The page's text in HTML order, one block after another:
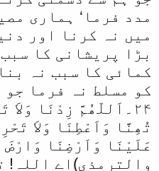
مدد فرما‘ ہماری
میں نہ کرنا اور
بڑا پریشانی کا
کمائی کا سبب نہ
کو مسلط نہ فرما
۲۴۔اَللّھُمَّ زِدْنَا
تُھِنَّا وَاَعْطِنَا وَلاَ
عَلَیْنَا وَاَرْضِنَا
والترمذي)اے اللہ!